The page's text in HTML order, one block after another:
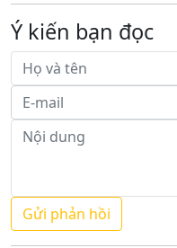
Ý kiến bạn đọc